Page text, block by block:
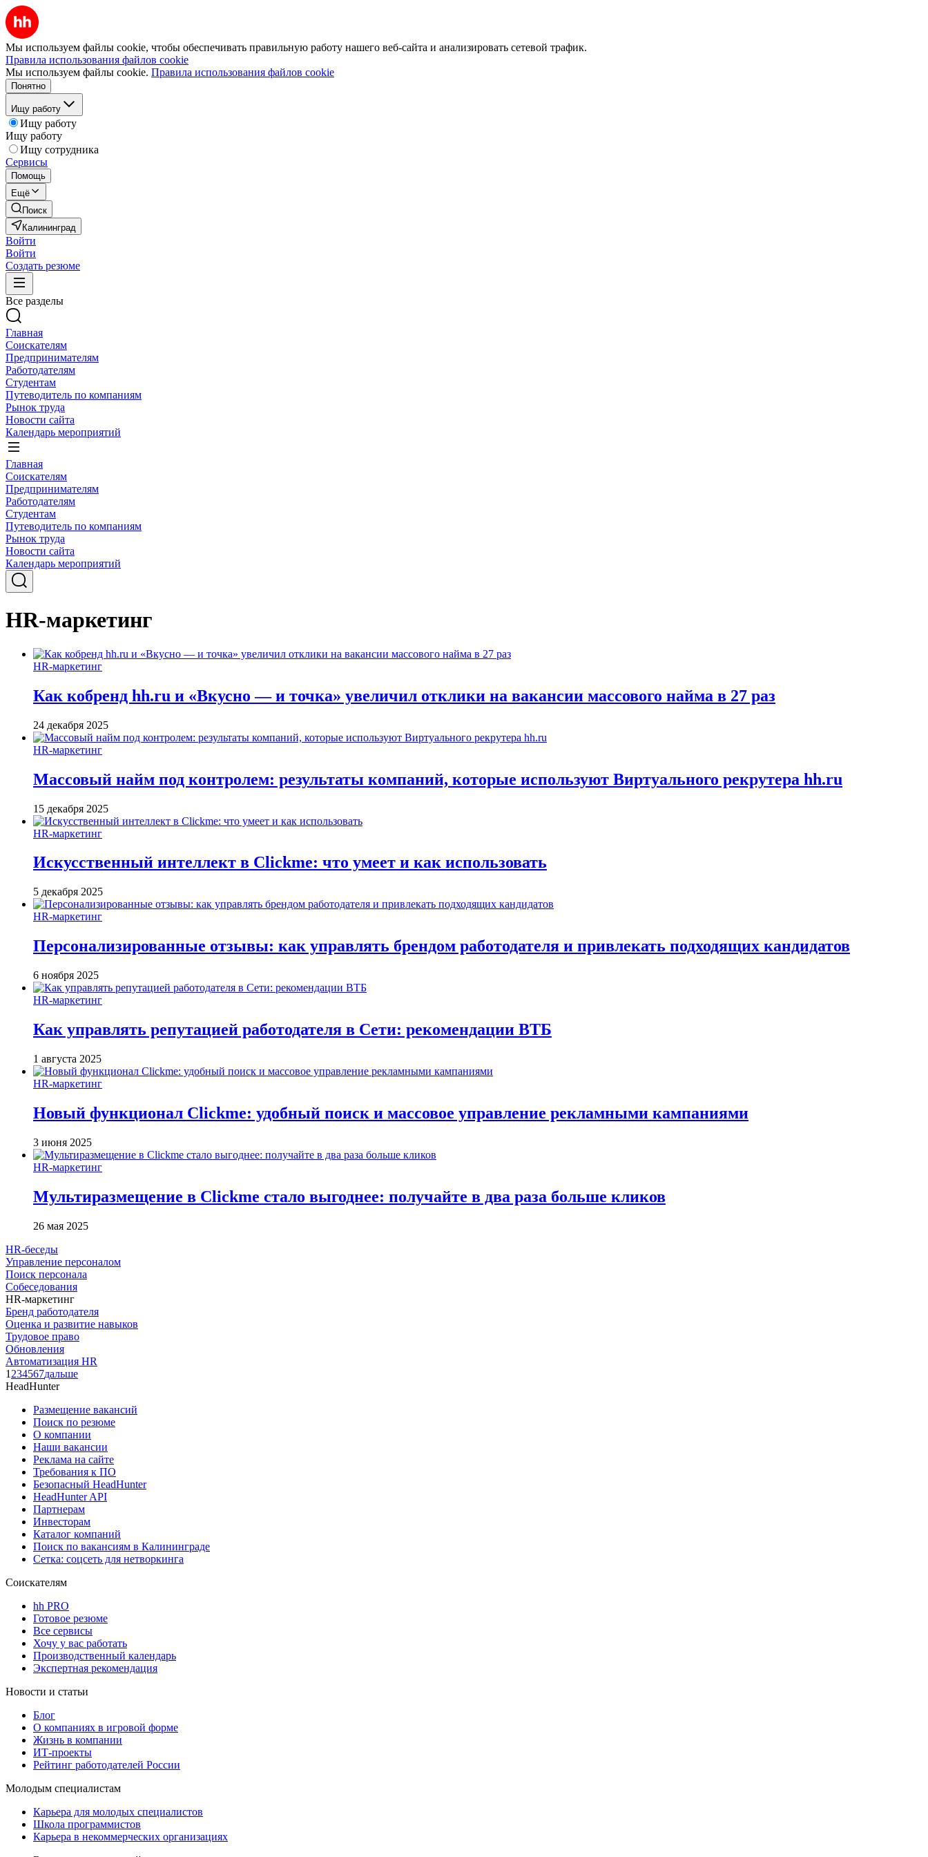
Мы используем файлы cookie, чтобы обеспечивать правильную работу нашего веб-сайта и анализировать сетевой трафик.
Правила использования файлов cookie
Мы используем файлы cookie. Правила использования файлов cookie
Понятно
Ищу работу
Ищу работу
Ищу работу
Ищу сотрудника
Сервисы
Помощь
Ещё
Поиск
Калининград
Войти
Войти
Создать резюме
Все разделы
Главная
Соискателям
Предпринимателям
Работодателям
Студентам
Путеводитель по компаниям
Рынок труда
Новости сайта
Календарь мероприятий
Главная
Соискателям
Предпринимателям
Работодателям
Студентам
Путеводитель по компаниям
Рынок труда
Новости сайта
Календарь мероприятий
HR-маркетинг
HR-маркетинг
Как кобренд hh.ru и «Вкусно — и точка» увеличил отклики на вакансии массового найма в 27 раз
24 декабря 2025
HR-маркетинг
Массовый найм под контролем: результаты компаний, которые используют Виртуального рекрутера hh.ru
15 декабря 2025
HR-маркетинг
Искусственный интеллект в Clickme: что умеет и как использовать
5 декабря 2025
HR-маркетинг
Персонализированные отзывы: как управлять брендом работодателя и привлекать подходящих кандидатов
6 ноября 2025
HR-маркетинг
Как управлять репутацией работодателя в Сети: рекомендации ВТБ
1 августа 2025
HR-маркетинг
Новый функционал Clickme: удобный поиск и массовое управление рекламными кампаниями
3 июня 2025
HR-маркетинг
Мультиразмещение в Clickme стало выгоднее: получайте в два раза больше кликов
26 мая 2025
HR-беседы
Управление персоналом
Поиск персонала
Собеседования
HR-маркетинг
Бренд работодателя
Оценка и развитие навыков
Трудовое право
Обновления
Автоматизация HR
1 234567дальше
HeadHunter
Размещение вакансий
Поиск по резюме
О компании
Наши вакансии
Реклама на сайте
Требования к ПО
Безопасный HeadHunter
HeadHunter API
Партнерам
Инвесторам
Каталог компаний
Поиск по вакансиям в Калининграде
Сетка: соцсеть для нетворкинга
Соискателям
hh PRO
Готовое резюме
Все сервисы
Хочу у вас работать
Производственный календарь
Экспертная рекомендация
Новости и статьи
Блог
О компаниях в игровой форме
Жизнь в компании
ИТ-проекты
Рейтинг работодателей России
Молодым специалистам
Карьера для молодых специалистов
Школа программистов
Карьера в некоммерческих организациях